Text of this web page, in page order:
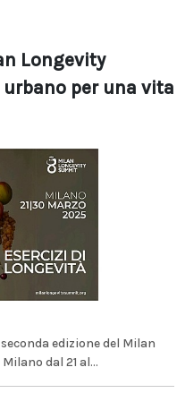
Longevity
per una vita
edizione del Milan
dal 21 al...